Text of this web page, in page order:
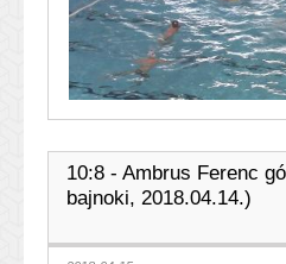
10:8 - Ambrus Ferenc
bajnoki, 2018.04.14.)